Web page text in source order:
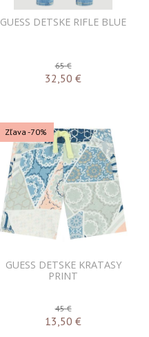
GUESS DETSKE RIFLE BLUE
65 €
32,50 €
Zľava -70%
GUESS DETSKE KRATASY
PRINT
45 €
13,50 €